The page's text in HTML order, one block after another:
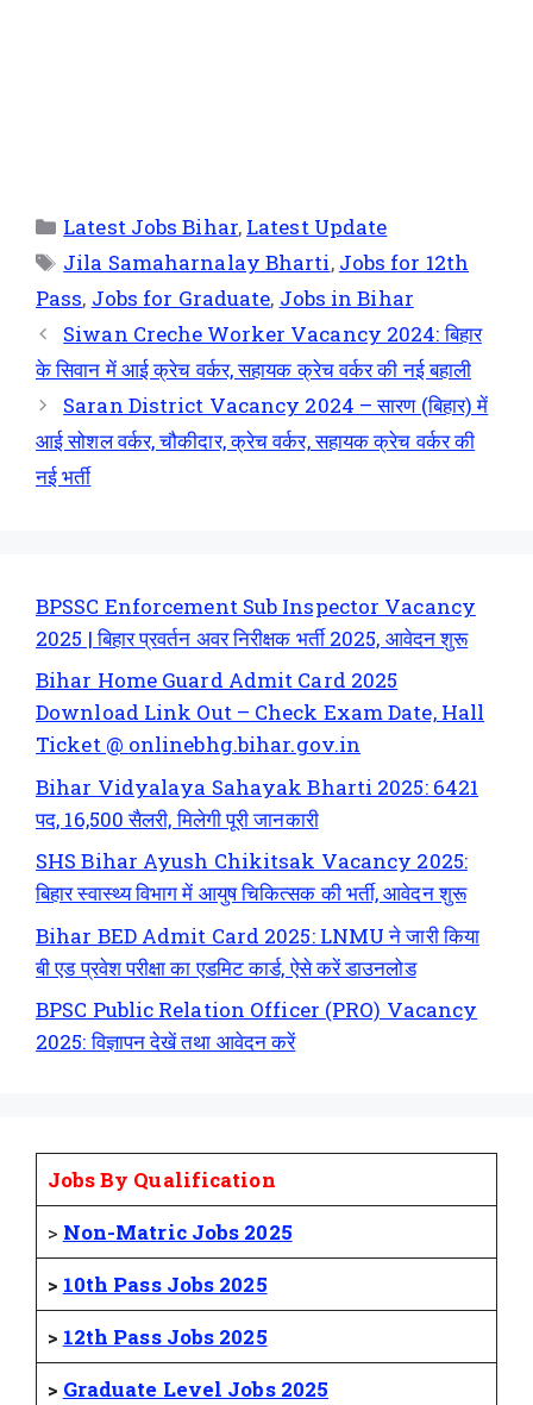
Latest Jobs Bihar, Latest Update
Jila Samaharnalay Bharti, Jobs for 12th
Pass, Jobs for Graduate, Jobs in Bihar
Siwan Creche Worker Vacancy 2024: बिहार
के सिवान में आई क्रेच वर्कर, सहायक क्रेच वर्कर की नई बहाली
Saran District Vacancy 2024 – सारण (बिहार) में
आई सोशल वर्कर, चौकीदार, क्रेच वर्कर, सहायक क्रेच वर्कर की
नई भर्ती
BPSSC Enforcement Sub Inspector Vacancy
2025 | बिहार प्रवर्तन अवर निरीक्षक भर्ती 2025, आवेदन शुरू
Bihar Home Guard Admit Card 2025
Download Link Out – Check Exam Date, Hall
Ticket @ onlinebhg.bihar.gov.in
Bihar Vidyalaya Sahayak Bharti 2025: 6421
पद, 16,500 सैलरी, मिलेगी पूरी जानकारी
SHS Bihar Ayush Chikitsak Vacancy 2025:
बिहार स्वास्थ्य विभाग में आयुष चिकित्सक की भर्ती, आवेदन शुरू
Bihar BED Admit Card 2025: LNMU ने जारी किया
बी एड प्रवेश परीक्षा का एडमिट कार्ड, ऐसे करें डाउनलोड
BPSC Public Relation Officer (PRO) Vacancy
2025: विज्ञापन देखें तथा आवेदन करें
Jobs By Qualification
> Non-Matric Jobs 2025
> 10th Pass Jobs 2025
> 12th Pass Jobs 2025
> Graduate Level Jobs 2025